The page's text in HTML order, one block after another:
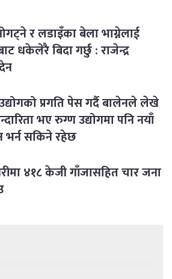
र लडाइँका बेला भाग्नेलाई
धकेलेरै बिदा गर्छु : राजेन्द्र
प्रगति पेस गर्दै बालेनले लेखे
भए रुग्ण उद्योगमा पनि नयाँ
भर्न सकिने रहेछ
४१८ केजी गाँजासहित चार जना